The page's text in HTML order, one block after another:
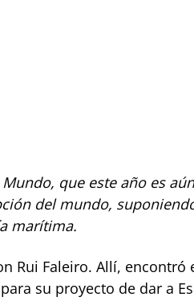
que este año es
del mundo,
marítima.
Rui Faleiro. Allí, encontró
su proyecto de dar a